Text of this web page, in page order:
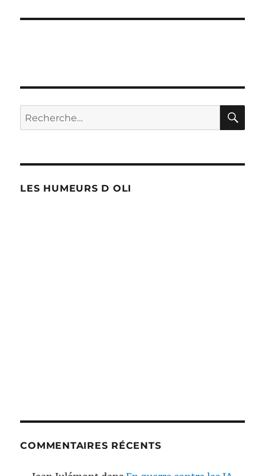
Recherche
pour :
LES HUMEURS D OLI
COMMENTAIRES RÉCENTS